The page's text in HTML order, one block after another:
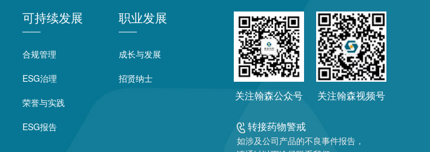
可持续发展
合规管理
ESG治理
荣誉与实践
ESG报告
职业发展
成长与发展
招贤纳士
关注翰森公众号 关注翰森视频号
转接药物警戒
如涉及公司产品的不良事件报告，